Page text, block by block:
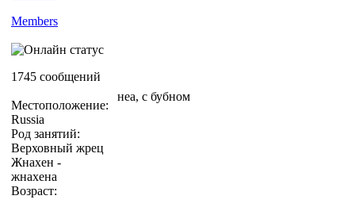
Members
1745 сообщений
Местоположение:
Russia
Род занятий:
Верховный жрец
Жнахен -
жнахена
Возраст:
неа, с бубном